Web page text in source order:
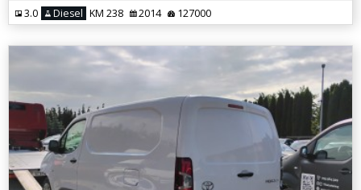
3.0 Diesel KM 238 2014 127000